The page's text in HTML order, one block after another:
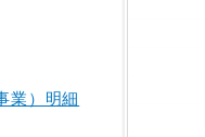
業）明細